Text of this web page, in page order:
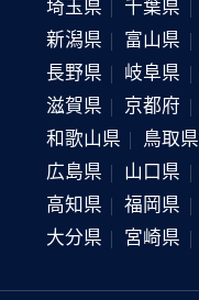
埼玉県
千葉県
新潟県
富山県
長野県
岐阜県
滋賀県
京都府
和歌山県
鳥取県
広島県
山口県
高知県
福岡県
大分県
宮崎県